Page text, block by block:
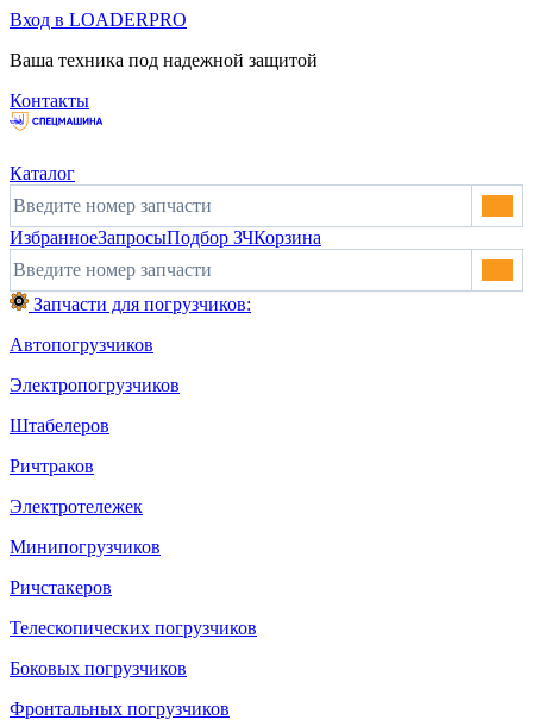
Вход в LOADERPRO
Ваша техника под надежной защитой
Контакты
Каталог
ИзбранноеЗапросыПодбор ЗЧКорзина
Запчасти для погрузчиков:
Автопогрузчиков
Электропогрузчиков
Штабелеров
Ричтраков
Электротележек
Минипогрузчиков
Ричстакеров
Телескопических погрузчиков
Боковых погрузчиков
Фронтальных погрузчиков